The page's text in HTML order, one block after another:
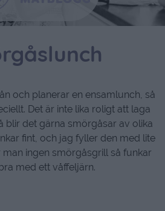
och planerar en ensamlunch, så
Det är inte lika roligt att laga
blir det gärna smörgåsar av olika
fint, och jag fyller den med lite
ingen smörgåsgrill så funkar
med ett våffeljärn.